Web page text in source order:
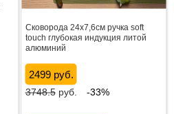
Сковорода 24х7,6см ручка soft
touch глубокая индукция литой
алюминий
2499 руб.
3748.5руб. -33%